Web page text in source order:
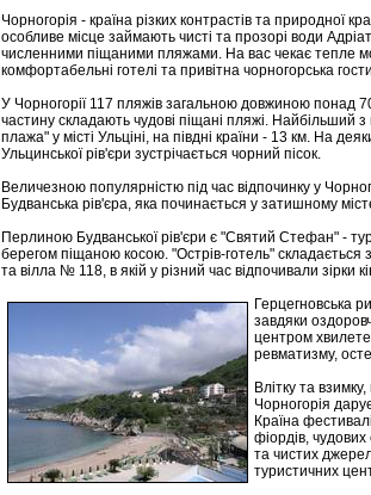
Чорногорія - країна різких контрастів та природної
особливе місце займають чисті та прозорі води
численними піщаними пляжами. На вас чекає тепле
комфортабельні готелі та привітна чорногорська
У Чорногорії 117 пляжів загальною довжиною понад
частину складають чудові піщані пляжі. Найбільший
плажа" у місті Ульціні, на півдні країни - 13 км. На
Ульцинської рів'єри зустрічається чорний пісок.
Величезною популярністю під час відпочинку у
Будванська рів'єра, яка починається у затишному
Перлиною Будванської рів'єри є "Святий Стефан" -
берегом піщаною косою. "Острів-готель"
та вілла № 118, в якій у різний час відпочивали зірки
Герцегновська
завдяки
центром
ревматизму,
Влітку та
Чорногорія
Країна
фіордів, чудових
та чистих
туристичних